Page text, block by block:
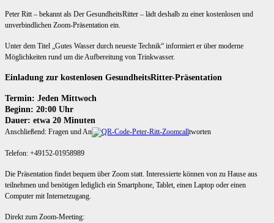
Peter Ritt – bekannt als Der GesundheitsRitter – lädt deshalb zu einer kostenlosen und
unverbindlichen Zoom-Präsentation ein.
Unter dem Titel „Gutes Wasser durch neueste Technik“ informiert er über moderne
Möglichkeiten rund um die Aufbereitung von Trinkwasser.
Einladung zur kostenlosen GesundheitsRitter-Präsentation
Termin: Jeden Mittwoch
Beginn: 20:00 Uhr
Dauer: etwa 20 Minuten
Anschließend: Fragen und An tworten
Telefon: +49152-01958989
Die Präsentation findet bequem über Zoom statt. Interessierte können von zu Hause aus
teilnehmen und benötigen lediglich ein Smartphone, Tablet, einen Laptop oder einen
Computer mit Internetzugang.
Direkt zum Zoom-Meeting: